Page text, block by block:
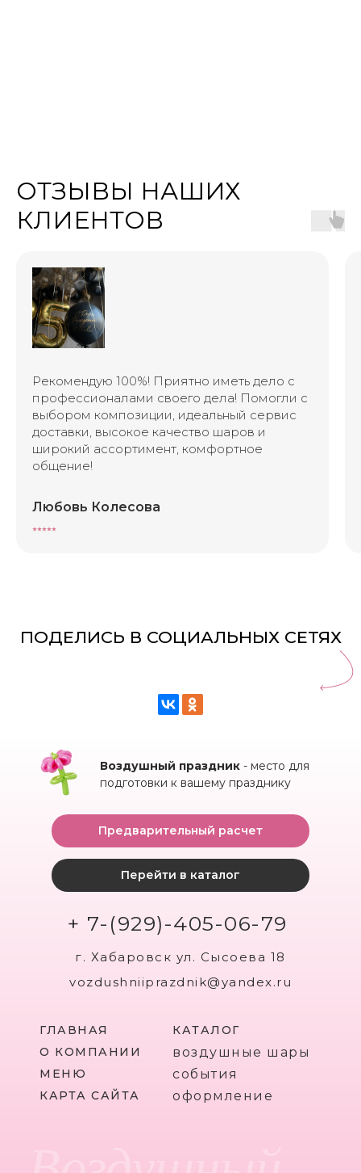
ОТЗЫВЫ НАШИХ
КЛИЕНТОВ
Рекомендую 100%! Приятно иметь дело с
профессионалами своего дела! Помогли с
выбором композиции, идеальный сервис
доставки, высокое качество шаров и
широкий ассортимент, комфортное
общение!
Любовь Колесова
⭑⭑⭑⭑⭑
Воздушный праздник - место для
подготовки к вашему празднику
ГЛАВНАЯ
Перейти в каталог
Предварительный расчет
+ 7-(929)-405-06-79
г. Хабаровск ул. Сысоева 18
vozdushniiprazdnik@yandex.ru
О КОМПАНИИ
КАРТА САЙТА
МЕНЮ
КАТАЛОГ
воздушные шары
события
оформление